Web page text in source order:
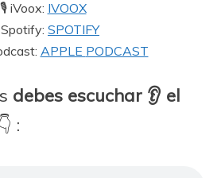
🎙 iVoox: IVOOX
SPOTIFY
APPLE PODCAST
debes escuchar 👂 el
: